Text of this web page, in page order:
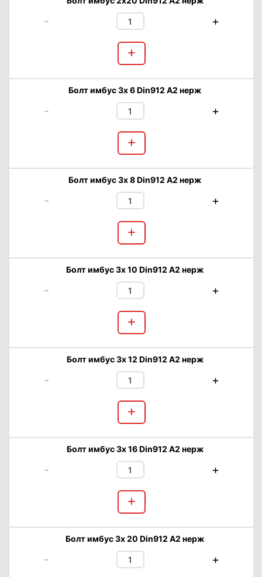
- +
+
Болт имбус 3х 6 Din912 А2 нерж
- +
+
Болт имбус 3х 8 Din912 А2 нерж
- +
+
Болт имбус 3х 10 Din912 А2 нерж
- +
+
Болт имбус 3х 12 Din912 А2 нерж
- +
+
Болт имбус 3х 16 Din912 А2 нерж
- +
+
Болт имбус 3х 20 Din912 А2 нерж
- +